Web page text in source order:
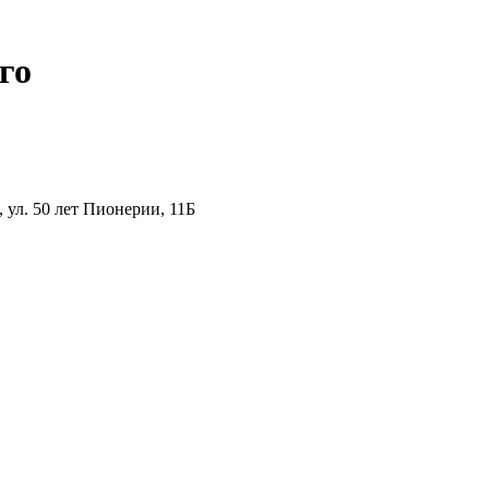
50 лет Пионерии, 11Б